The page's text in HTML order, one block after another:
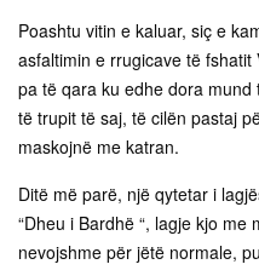
Poashtu vitin e kaluar, siç e
asfaltimin e rrugicave të
pa të qara ku edhe dora
të trupit të saj, të cilën pastaj
maskojnë me katran.
Ditë më parë, një qytetar i
“Dheu i Bardhë “, lagje kjo
nevojshme për jëtë normale,